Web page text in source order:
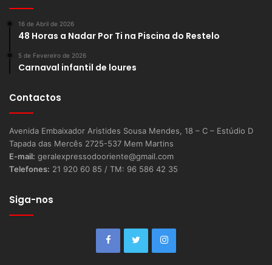
16 de Abril de 2026
48 Horas a Nadar Por Ti na Piscina do Restelo
5 de Fevereiro de 2026
Carnaval infantil de loures
Contactos
Avenida Embaixador Aristides Sousa Mendes, 18 – C – Estúdio D
Tapada das Mercês 2725-537 Mem Martins
E-mail: geralexpressodooriente@gmail.com
Telefones: 21 920 60 85 / TM: 96 586 42 35
Siga-nos